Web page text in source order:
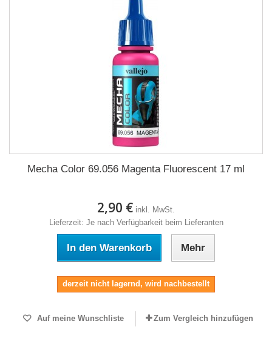
Mecha Color 69.056 Magenta Fluorescent 17 ml
2,90 € inkl. MwSt.
Lieferzeit: Je nach Verfügbarkeit beim Lieferanten
In den Warenkorb Mehr
derzeit nicht lagernd, wird nachbestellt
Auf meine Wunschliste Zum Vergleich hinzufügen